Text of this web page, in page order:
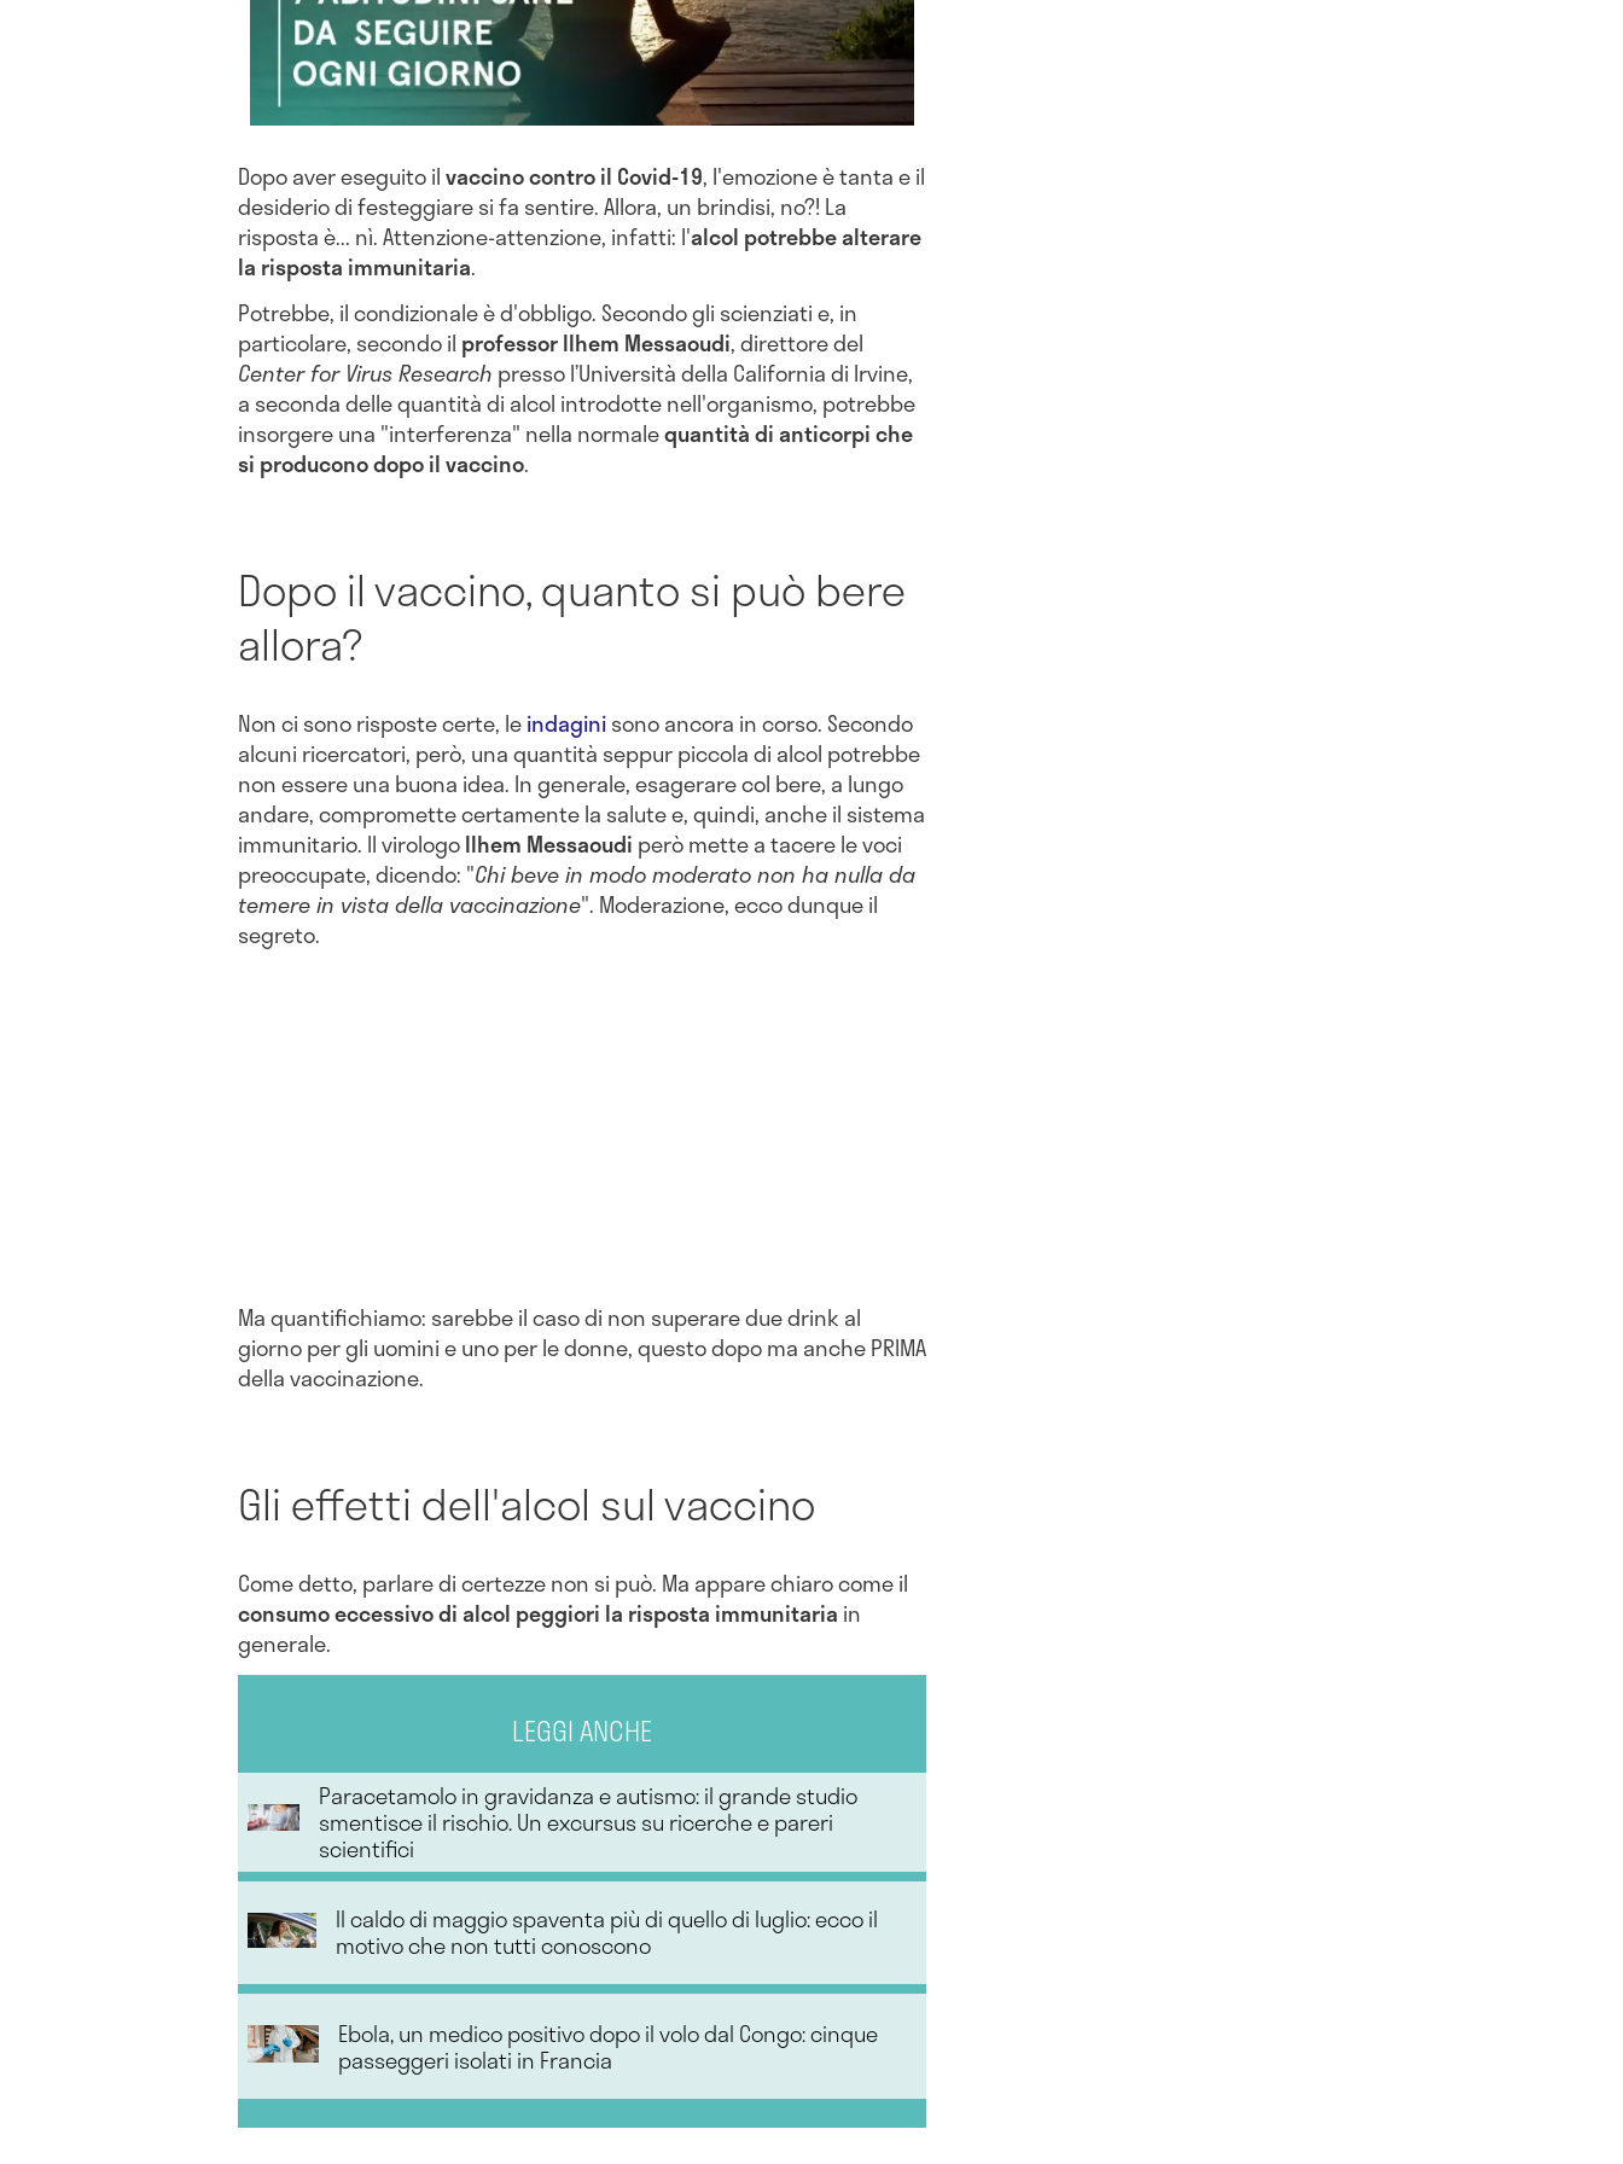
Dopo aver eseguito ilvaccino contro il Covid-19, l'emozione è tanta e il
desiderio di festeggiare si fa sentire. Allora, un brindisi, no?! La
risposta è... nì. Attenzione-attenzione, infatti: l'alcol potrebbe alterare
la risposta immunitaria.
Potrebbe, il condizionale è d'obbligo. Secondo gli scienziati e, in
particolare, secondo il professor Ilhem Messaoudi, direttore del
Center for Virus Research presso l’Università della California di Irvine,
a seconda delle quantità di alcol introdotte nell'organismo, potrebbe
insorgere una "interferenza" nella normalequantità di anticorpi che
si producono dopo il vaccino.
Dopo il vaccino, quanto si può bere
allora?
Non ci sono risposte certe, leindaginisono ancora in corso. Secondo
alcuni ricercatori, però, una quantità seppur piccola di alcol potrebbe
non essere una buona idea. In generale, esagerare col bere, a lungo
andare, compromette certamente la salute e, quindi, anche il sistema
immunitario. Il virologoIlhem Messaoudi però mette a tacere le voci
preoccupate, dicendo: "Chi beve in modo moderato non ha nulla da
temere in vista della vaccinazione". Moderazione, ecco dunque il
segreto.
Ma quantifichiamo: sarebbe il caso di non superaredue drink al
giorno per gli uomini e uno per le donne, questo dopo ma anche PRIMA
della vaccinazione.
Gli effetti dell'alcol sul vaccino
Come detto, parlare di certezze non si può. Ma appare chiaro come il
consumo eccessivo di alcol peggiori la risposta immunitaria in
generale.
LEGGI ANCHE
Paracetamolo in gravidanza e autismo: il grande studio
smentisce il rischio. Un excursus su ricerche e pareri
scientifici
Il caldo di maggio spaventa più di quello di luglio: ecco il
motivo che non tutti conoscono
Ebola, un medico positivo dopo il volo dal Congo: cinque
passeggeri isolati in Francia